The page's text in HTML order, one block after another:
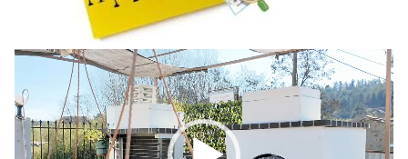
Πρόγραμμα
Αναπαραγωγής
Βίντεο